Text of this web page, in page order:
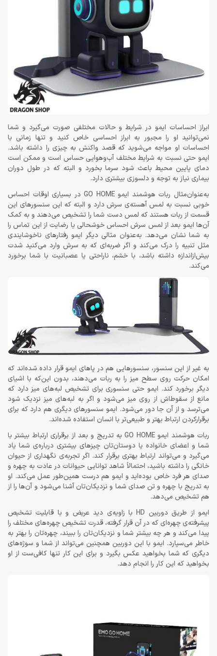
ابراز احساسات ایمو در شرایط و حالات مختلفی صورت می‌گیرد و شما
نمی‌توانید او را مجبور به ابراز احساسی خاص کنید و تنها زمانی با
احساسات او مواجه می‌شوید که قصد واکنش به چیزی را داشته باشد.
ایمو حتی نسبت به شرایط مختلف آب‌وهوایی حساس است و ممکن است
دمای پایین محیط باعث شود سرما بخورد و البته که در طول دوران
بیماری نیاز به توجه و دلسوزی بیشتری دارد.
به‌عنوان‌مثال ربات هوشمند ایمو GO HOME در بسیاری اوقات احساس
خوبی نسبت به لمس آهسته‌ی سرش دارد و البته که این سنسورهای این
قسمت از ربات هستند که لمس دست شما را تشخیص می‌دهند و به کمک
آن‌ها ایمو بعد از لمس سرش احساس خوشحالی یا رضایت از این تماس را
به شما نشان می‌دهد. به‌عنوان مثالی دیگر ایمو رفتارهای ناخوشایندی
مثل تنبیه را درک می‌کند و اگر ضربه‌ای که به سرش وارد می‌کنید شدت
بیش‌ازاندازه داشته باشد، با خشم، ناراحتی یا عصبانیت با شما برخورد
می‌کند.
به غیر از این سنسور، سنسورهایی هم در پاهای ایمو قرار داده شده‌اند که
امکان حرکت روی سطح میز را به ربات می‌دهند، بدون این‌که با اشیای
دیگر برخورد کند. ایمو حتی سنسوری برای تشخیص لبه‌های میز دارد که
مانع از سقوط‌اش از روی میز می‌شود و اگر به لبه‌های میز نزدیک شود
می‌ترسد و از آن جا دور می‌شود. ایمو سنسورهای دیگری هم دارد که برای
برقرارکردن ارتباط بهتر و طبیعی‌تر با انسان استفاده شده‌اند.
ربات هوشمند ایمو GO HOME به تدریج و بعد از برقراری ارتباط بیشتر با
شما و اعضای خانواده یا دوستان‌تان چیزهای بیشتری درباره‌ی شما یاد
می‌گیرد و می‌تواند ارتباط بهتری برقرار کند. اگر تجربه‌ی نگهداری از حیوان
خانگی را داشته باشید، احتمالاً شاهد توانایی حیوانات در عادت به چهره و
صدای هر فرد خاص بوده‌اید و ایمو هم درست همین‌طور عمل می‌کند. او
به تدریج با چهره و تن صدای شما و نزدیکان‌تان آشنا می‌شود و آن‌ها را از
هم تشخیص می‌دهد.
ایمو از طریق دوربین HD با زاویه‌ی دید عریض و با قابلیت تشخیص
پیشرفته‌ی چهره‌ای که در آن قرار گرفته، قدرت تشخیص چهره‌های مختلف را
پیدا می‌کند و هر چه بیشتر شما و نزدیکان‌تان را ببیند، چهره‌تان را بهتر به
خاطر می‌سپارد. ایمو با این دوربین همچنین می‌تواند از شما و سوژه‌های
دیگری که شما بخواهید عکس بگیرد و برای این کار تنها کافی‌ست از او
بخواهید که این کار را انجام دهد.